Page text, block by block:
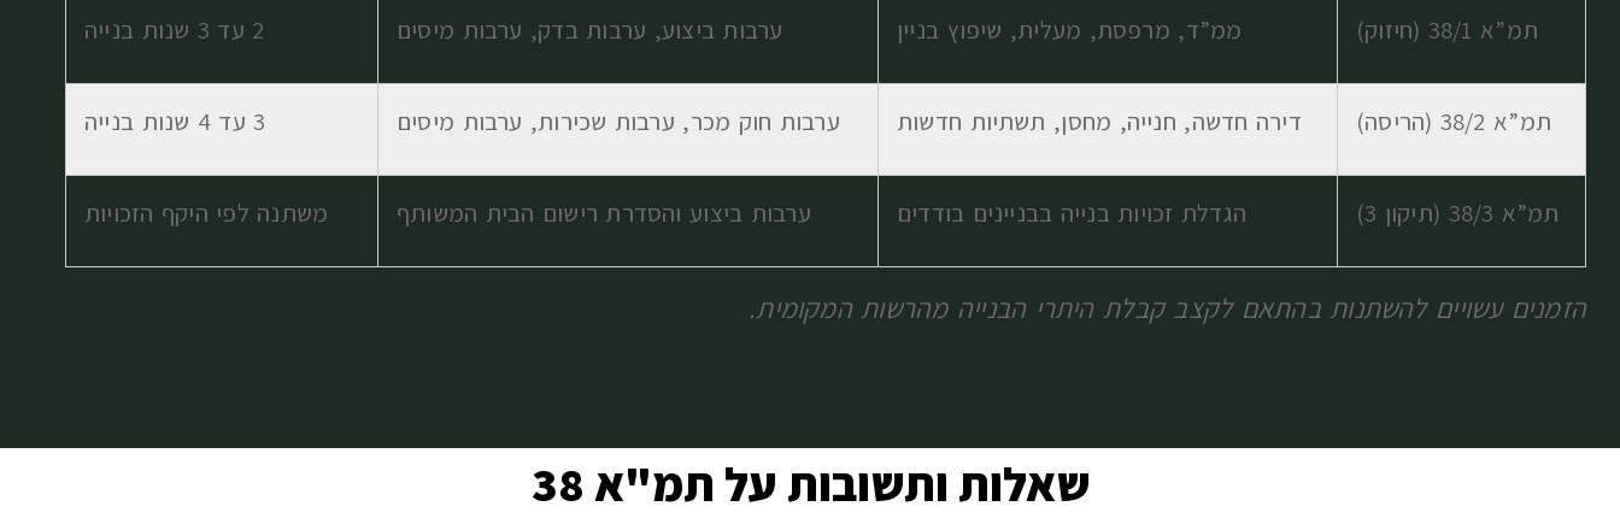
תמ”א 38/1 (חיזוק) ממ”ד, מרפסת, מעלית, שיפוץ בניין ערבות ביצוע, ערבות בדק, ערבות מיסים 2 עד 3 שנות בנייה
תמ”א 38/2 (הריסה) דירה חדשה, חנייה, מחסן, תשתיות חדשות ערבות חוק מכר, ערבות שכירות, ערבות מיסים 3 עד 4 שנות בנייה
תמ”א 38/3 (תיקון 3) הגדלת זכויות בנייה בבניינים בודדים ערבות ביצוע והסדרת רישום הבית המשותף משתנה לפי היקף הזכויות
הזמנים עשויים להשתנות בהתאם לקצב קבלת היתרי הבנייה מהרשות המקומית.
שאלות ותשובות על תמ"א 38